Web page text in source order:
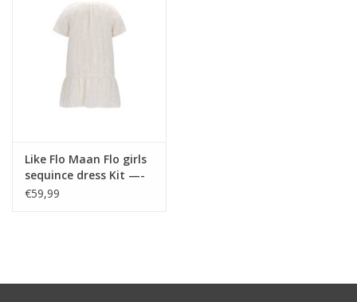
Like Flo Maan Flo girls
sequince dress Kit —-
€59,99